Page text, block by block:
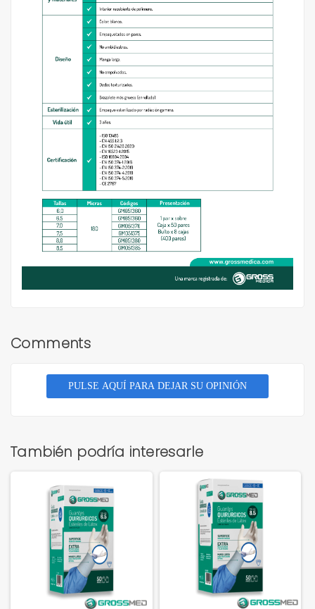
Comments
PULSE AQUÍ PARA DEJAR SU OPINIÓN
También podría interesarle